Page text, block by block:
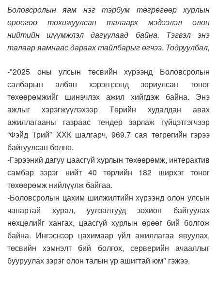
Боловсролын яам нэг тэрбум төгрөгөөр хурлын
өрөөгөө тохижуулсан талаарх мэдээлэл олон
нийтийн шүүмжлэл дагуулаад байна. Тэгвэл энэ
талаар яамнаас дараах тайлбарыг өгчээ. Тодруулбал,
-"2025 оны улсын төсвийн хүрээнд Боловсролын
салбарын албан хэрэгцээнд зориулсан тоног
төхөөрөмжийг шинэчлэх ажил хийгдэж байна. Энэ
ажлыг хэрэгжүүлэхээр Төрийн худалдан авах
ажиллагааны газраас тендер зарлаж гүйцэтгэгчээр
“Фэйд Трий” ХХК шалгарч, 969.7 сая төгрөгийн гэрээ
байгуулсан болно.
-Гэрээний дагуу цаасгүй хурлын төхөөрөмж, интерактив
самбар зэрэг нийт 40 төрлийн 182 ширхэг тоног
төхөөрөмж нийлүүлж байгаа.
-Боловсролын цахим шилжилтийн хүрээнд олон улсын
чанартай хурал, уулзалтууд зохион байгуулах
нөхцөлийг хангах, цаасгүй хурлын өрөөг бий болгож
байна. Ингэснээр цахимаар үйл ажиллагаа явуулах,
төсвийн хэмнэлт бий болгох, серверийн ачааллыг
бууруулах зэрэг олон талын үр ашигтай юм" гэжээ.